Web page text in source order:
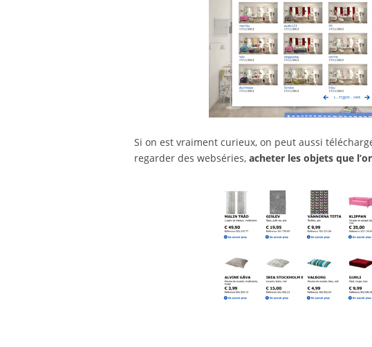
Si on est vraiment curieux, on peut aussi
regarder des webséries, acheter les objets que